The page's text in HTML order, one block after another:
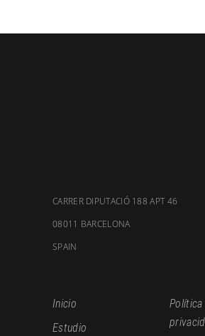
CARRER DIPUTACIÓ 188 APT 46
08011 BARCELONA
SPAIN
Inicio
Estudio
Política